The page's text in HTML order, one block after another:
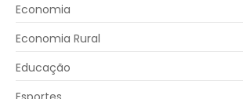
Economia
Economia Rural
Educação